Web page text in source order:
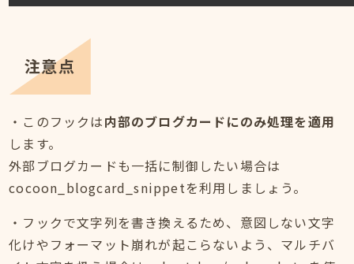
注意点
・このフックは内部のブログカードにのみ処理を適用
します。
外部ブログカードも一括に制御したい場合は
cocoon_blogcard_snippetを利用しましょう。
・フックで文字列を書き換えるため、意図しない文字
化けやフォーマット崩れが起こらないよう、マルチバ